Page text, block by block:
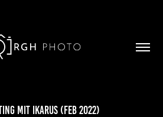
mit Ikarus (Feb 2022)